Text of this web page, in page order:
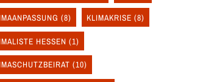
(8) KLIMAKRISE (8)
HESSEN (1)
(10)